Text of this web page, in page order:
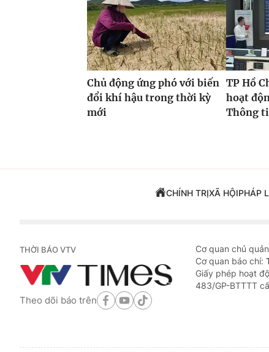
Chủ động ứng phó với biến
đổi khí hậu trong thời kỳ
mới
TP Hồ
hoạt
Thông
CHÍNH TRỊXÃ HỘIPHÁP
THỜI BÁO VTV
Theo dõi báo trên
Cơ quan chủ
Cơ quan báo chí:
Giấy phép hoạt
483/GP-BTTTT